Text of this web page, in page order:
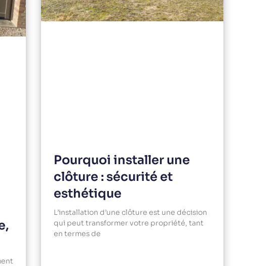
Pourquoi installer une
clôture : sécurité et
esthétique
L’installation d’une clôture est une décision
qui peut transformer votre propriété, tant
en termes de